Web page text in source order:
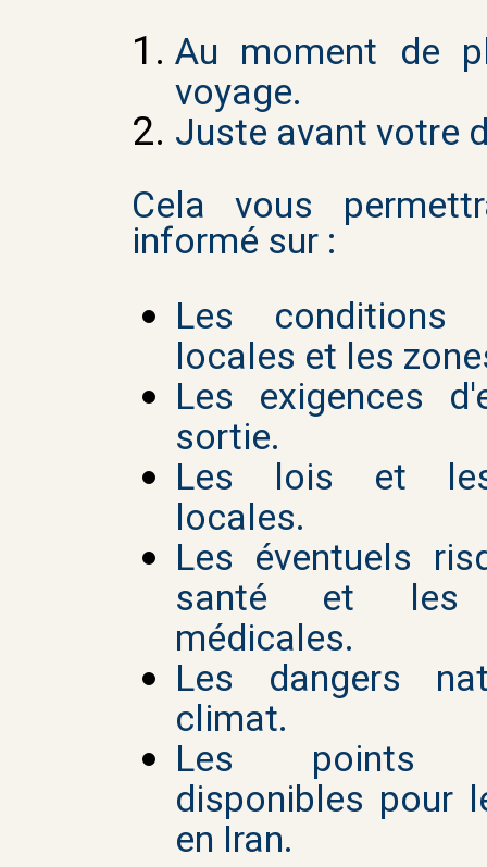
Au moment de
voyage.
Juste avant votre
Cela vous
informé sur :
Les conditions
locales et les
Les exigences
sortie.
Les lois et
locales.
Les éventuels
santé et les
médicales.
Les dangers
climat.
Les points
disponibles pour
en Iran.